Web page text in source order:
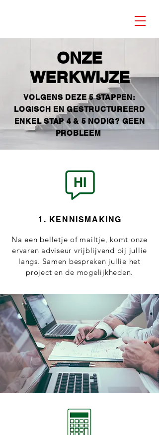
ONZE
WERKWIJZE
VOLGENS DEZE 5 STAPPEN:
LOGISCH EN GESTRUCTUREERD
ENKEL STAP 4 & 5 NODIG? GEEN
PROBLEEM
1. KENNISMAKING
Na een belletje of mailtje, komt onze
ervaren adviseur vrijblijvend bij jullie
langs. Samen bespreken jullie het
project en de mogelijkheden.